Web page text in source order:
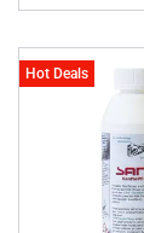
Hot Deals